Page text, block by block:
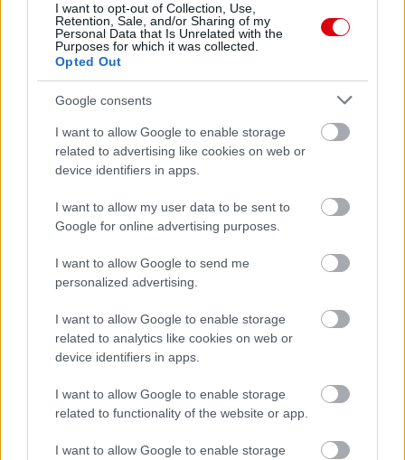
I want to opt-out of Collection, Use,
Retention, Sale, and/or Sharing of my
Personal Data that Is Unrelated with the
Purposes for which it was collected.
Opted Out
Google consents
I want to allow Google to enable storage
related to advertising like cookies on web or
device identifiers in apps.
I want to allow my user data to be sent to
Google for online advertising purposes.
I want to allow Google to send me
personalized advertising.
I want to allow Google to enable storage
related to analytics like cookies on web or
device identifiers in apps.
I want to allow Google to enable storage
related to functionality of the website or app.
I want to allow Google to enable storage
Manchester United
Felkészülési szezon 4. mérkőzés
Nya Ullevi, Göteborg
2026-08-08 17:00
0 nap 0 óra 9 perc 40 másodperc
Leeds UnitedvsManchester United
AC MilanvsManchester United2026-08-15 18:00
ELŐZŐ MÉRKŐZÉSEK
Támogatás
a ManUtdFanatics.hu működését!